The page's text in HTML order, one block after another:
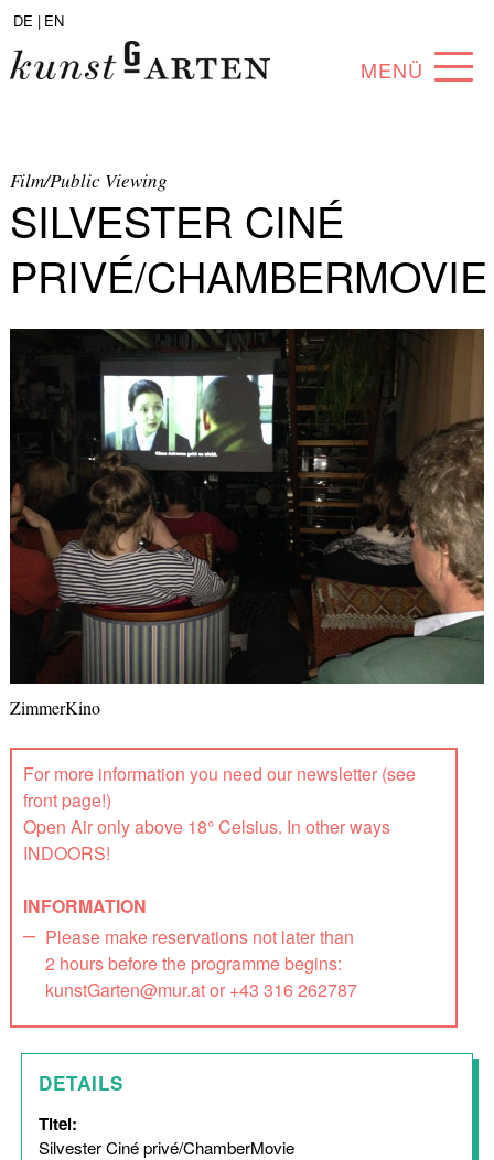
DE | EN
MENÜ
COLLECTION
ARTISTS
PARTNERS
ANGEBOTE
Film/Public Viewing
SILVESTER CINÉ
PRIVÉ/CHAMBERMOVIE
ZimmerKino
For more information you need our newsletter (see
front page!)
Open Air only above 18° Celsius. In other ways
INDOORS!
INFORMATION
Please make reservations not later than
2 hours before the programme begins:
kunstGarten@mur.at or +43 316 262787
DETAILS
Titel:
Silvester Ciné privé/ChamberMovie